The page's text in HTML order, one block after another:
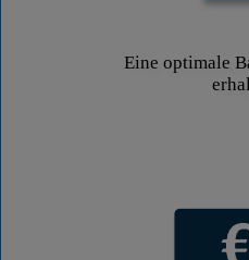
Eine optimale